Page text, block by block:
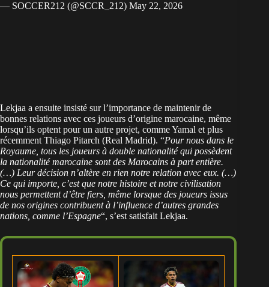
— SOCCER212 (@SCCR_212) May 22, 2026
Lekjaa a ensuite insisté sur l’importance de maintenir de
bonnes relations avec ces joueurs d’origine marocaine, même
lorsqu’ils optent pour un autre projet, comme Yamal et plus
récemment Thiago Pitarch (Real Madrid). “Pour nous dans le
Royaume, tous les joueurs à double nationalité qui possèdent
la nationalité marocaine sont des Marocains à part entière.
(…) Leur décision n’altère en rien notre relation avec eux. (…)
Ce qui importe, c’est que notre histoire et notre civilisation
nous permettent d’être fiers, même lorsque des joueurs issus
de nos origines contribuent à l’influence d’autres grandes
nations, comme l’Espagne“, s’est satisfait Lekjaa.